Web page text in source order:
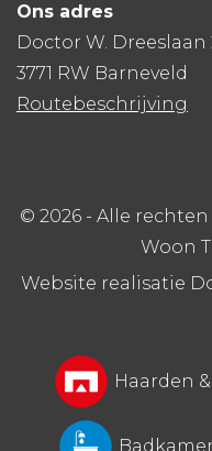
Ons adres
Doctor W. Dreeslaan
3771 RW Barneveld
Routebeschrijving
© 2026 - Alle
Woon
Website realisatie
Haarden